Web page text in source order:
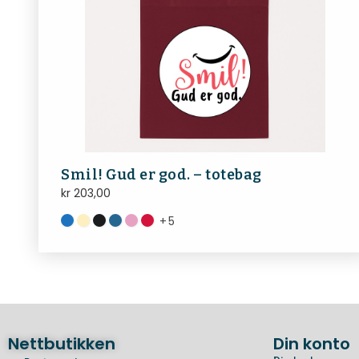
Smil! Gud er god. – totebag
kr 203,00
+5
Nettbutikken Din konto